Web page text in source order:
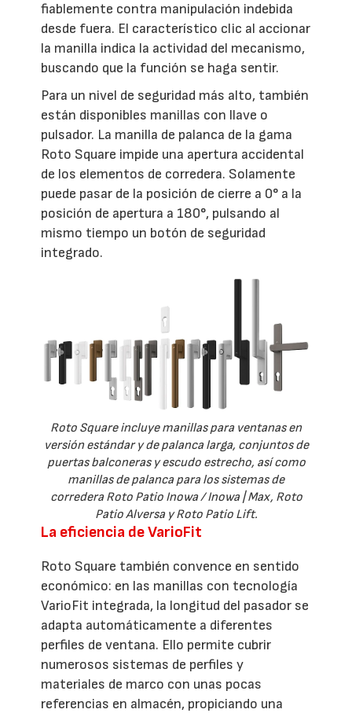
fiablemente contra manipulación indebida
desde fuera. El característico clic al accionar
la manilla indica la actividad del mecanismo,
buscando que la función se haga sentir.
Para un nivel de seguridad más alto, también
están disponibles manillas con llave o
pulsador. La manilla de palanca de la gama
Roto Square impide una apertura accidental
de los elementos de corredera. Solamente
puede pasar de la posición de cierre a 0° a la
posición de apertura a 180°, pulsando al
mismo tiempo un botón de seguridad
integrado.
Roto Square incluye manillas para ventanas en
versión estándar y de palanca larga, conjuntos de
puertas balconeras y escudo estrecho, así como
manillas de palanca para los sistemas de
corredera Roto Patio Inowa / Inowa | Max, Roto
Patio Alversa y Roto Patio Lift.
La eficiencia de VarioFit
Roto Square también convence en sentido
económico: en las manillas con tecnología
VarioFit integrada, la longitud del pasador se
adapta automáticamente a diferentes
perfiles de ventana. Ello permite cubrir
numerosos sistemas de perfiles y
materiales de marco con unas pocas
referencias en almacén, propiciando una